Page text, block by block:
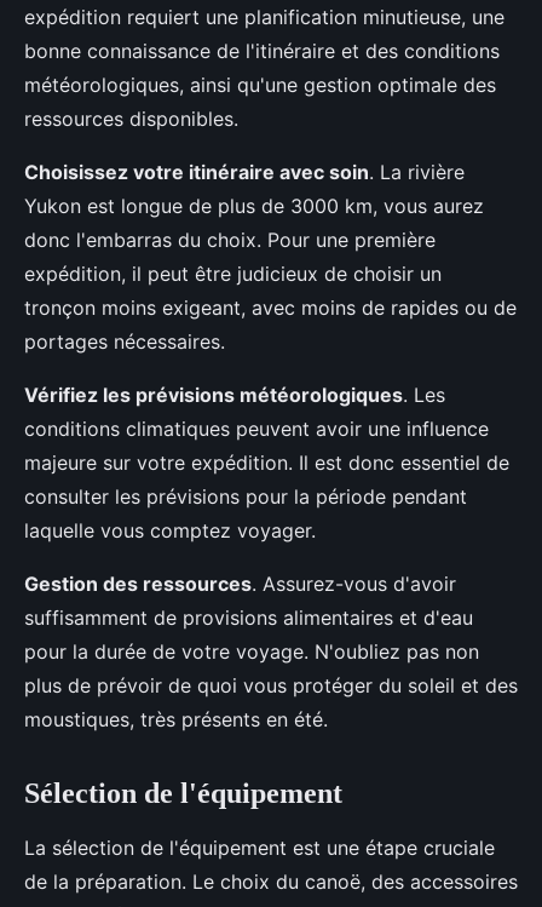
expédition requiert une planification minutieuse, une
bonne connaissance de l'itinéraire et des conditions
météorologiques, ainsi qu'une gestion optimale des
ressources disponibles.
Choisissez votre itinéraire avec soin. La rivière
Yukon est longue de plus de 3000 km, vous aurez
donc l'embarras du choix. Pour une première
expédition, il peut être judicieux de choisir un
tronçon moins exigeant, avec moins de rapides ou de
portages nécessaires.
Vérifiez les prévisions météorologiques. Les
conditions climatiques peuvent avoir une influence
majeure sur votre expédition. Il est donc essentiel de
consulter les prévisions pour la période pendant
laquelle vous comptez voyager.
Gestion des ressources. Assurez-vous d'avoir
suffisamment de provisions alimentaires et d'eau
pour la durée de votre voyage. N'oubliez pas non
plus de prévoir de quoi vous protéger du soleil et des
moustiques, très présents en été.
Sélection de l'équipement
La sélection de l'équipement est une étape cruciale
de la préparation. Le choix du canoë, des accessoires